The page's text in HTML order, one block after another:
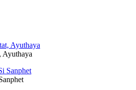
Ayuthaya